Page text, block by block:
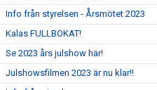
Info från styrelsen - Årsmötet 2023
Kalas FULLBOKAT!
Se 2023 års julshow här!
Julshowsfilmen 2023 är nu klar!!